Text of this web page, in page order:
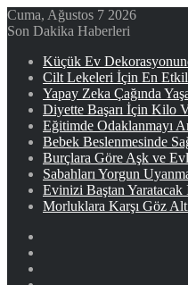
Cuma, Ağustos 7 2026
Son Dakika Haberleri
Küçük Ev
Cilt Lekeleri İçin En
Yapay Zeka Çağında
Diyette Başarı İçin Kilo
Eğitimde Odaklanmayı
Bebek Beslenmesinde
Burçlara Göre Aşk ve
Sabahları Yorgun
Evinizi Baştan
Morluklara Karşı Göz